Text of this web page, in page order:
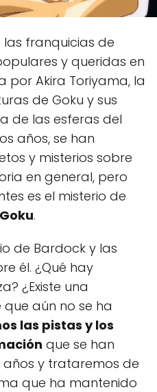
las franquicias de
y queridas en
por Akira Toriyama, la
de Goku y sus
de las esferas del
años, se han
y misterios sobre
en general, pero
es el misterio de
.
de Bardock y las
él. ¿Qué hay
¿Existe una
aún no se ha
las pistas y los
que se han
y trataremos de
que ha mantenido